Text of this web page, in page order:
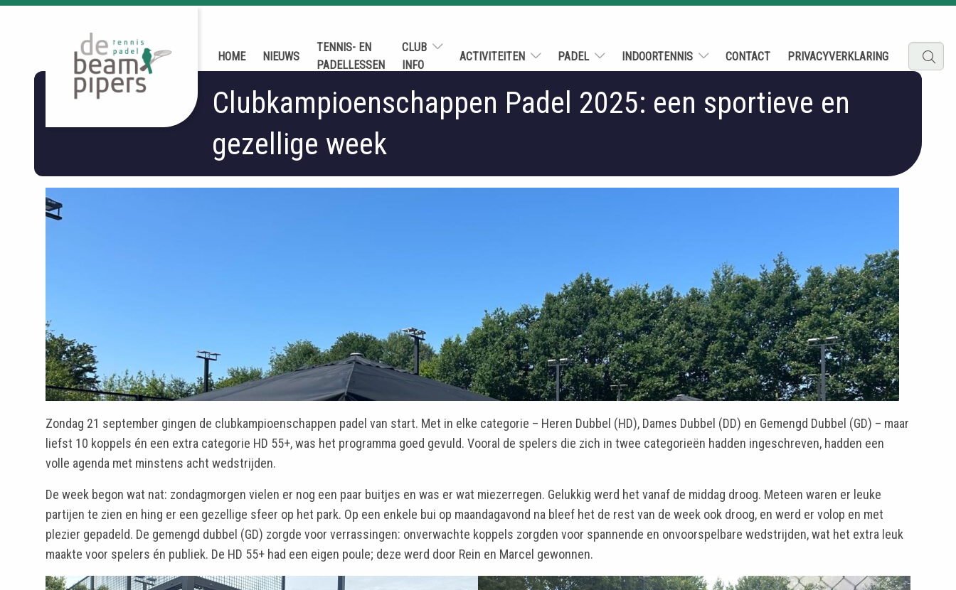
HOME NIEUWS
TENNIS- EN
PADELLESSEN
CLUB
INFO
ACTIVITEITEN PADEL INDOORTENNIS CONTACT PRIVACYVERKLARING
Clubkampioenschappen Padel 2025: een sportieve en
gezellige week
Zondag 21 september gingen de clubkampioenschappen padel van start. Met in elke categorie – Heren Dubbel (HD), Dames Dubbel (DD) en Gemengd Dubbel (GD) – maar
liefst 10 koppels én een extra categorie HD 55+, was het programma goed gevuld. Vooral de spelers die zich in twee categorieën hadden ingeschreven, hadden een
volle agenda met minstens acht wedstrijden.
De week begon wat nat: zondagmorgen vielen er nog een paar buitjes en was er wat miezerregen. Gelukkig werd het vanaf de middag droog. Meteen waren er leuke
partijen te zien en hing er een gezellige sfeer op het park. Op een enkele bui op maandagavond na bleef het de rest van de week ook droog, en werd er volop en met
plezier gepadeld. De gemengd dubbel (GD) zorgde voor verrassingen: onverwachte koppels zorgden voor spannende en onvoorspelbare wedstrijden, wat het extra leuk
maakte voor spelers én publiek. De HD 55+ had een eigen poule; deze werd door Rein en Marcel gewonnen.